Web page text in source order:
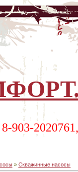
903-
» Скважинные насосы